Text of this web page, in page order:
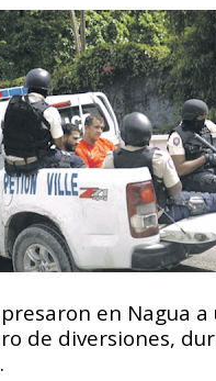
en Nagua
de diversiones,